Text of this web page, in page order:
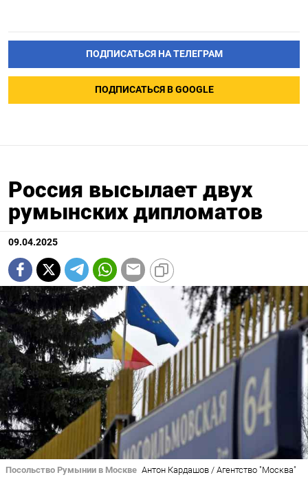
ПОДПИСАТЬСЯ НА ТЕЛЕГРАМ
ПОДПИСАТЬСЯ В GOOGLE
Россия высылает двух
румынских дипломатов
09.04.2025
Посольство Румынии в Москве Антон Кардашов / Агентство "Москва"